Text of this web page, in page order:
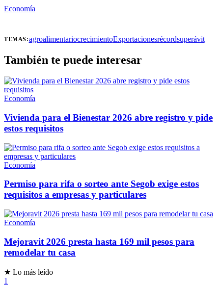
Economía
TEMAS:agroalimentariocrecimientoExportacionesrécordsuperávit
También te puede interesar
Economía
Vivienda para el Bienestar 2026 abre registro y pide
estos requisitos
Economía
Permiso para rifa o sorteo ante Segob exige estos
requisitos a empresas y particulares
Economía
Mejoravit 2026 presta hasta 169 mil pesos para
remodelar tu casa
★ Lo más leído
1